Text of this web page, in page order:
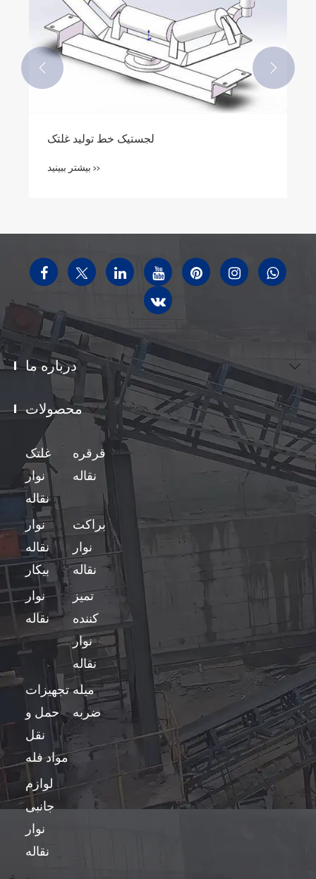
چگونه غلطک های نوار نقاله مناسب را انتخاب
 
درباره ما 
محصولات 
غلتک
نوار
نقاله
قرقره
نقاله
نوار
نقاله
بیکار
براکت
نوار
نقاله
نوار
نقاله
تمیز
کننده
نوار
نقاله
تجهیزات
حمل و
نقل
مواد فله
میله
ضربه
لوازم
جانبی
نوار
نقاله